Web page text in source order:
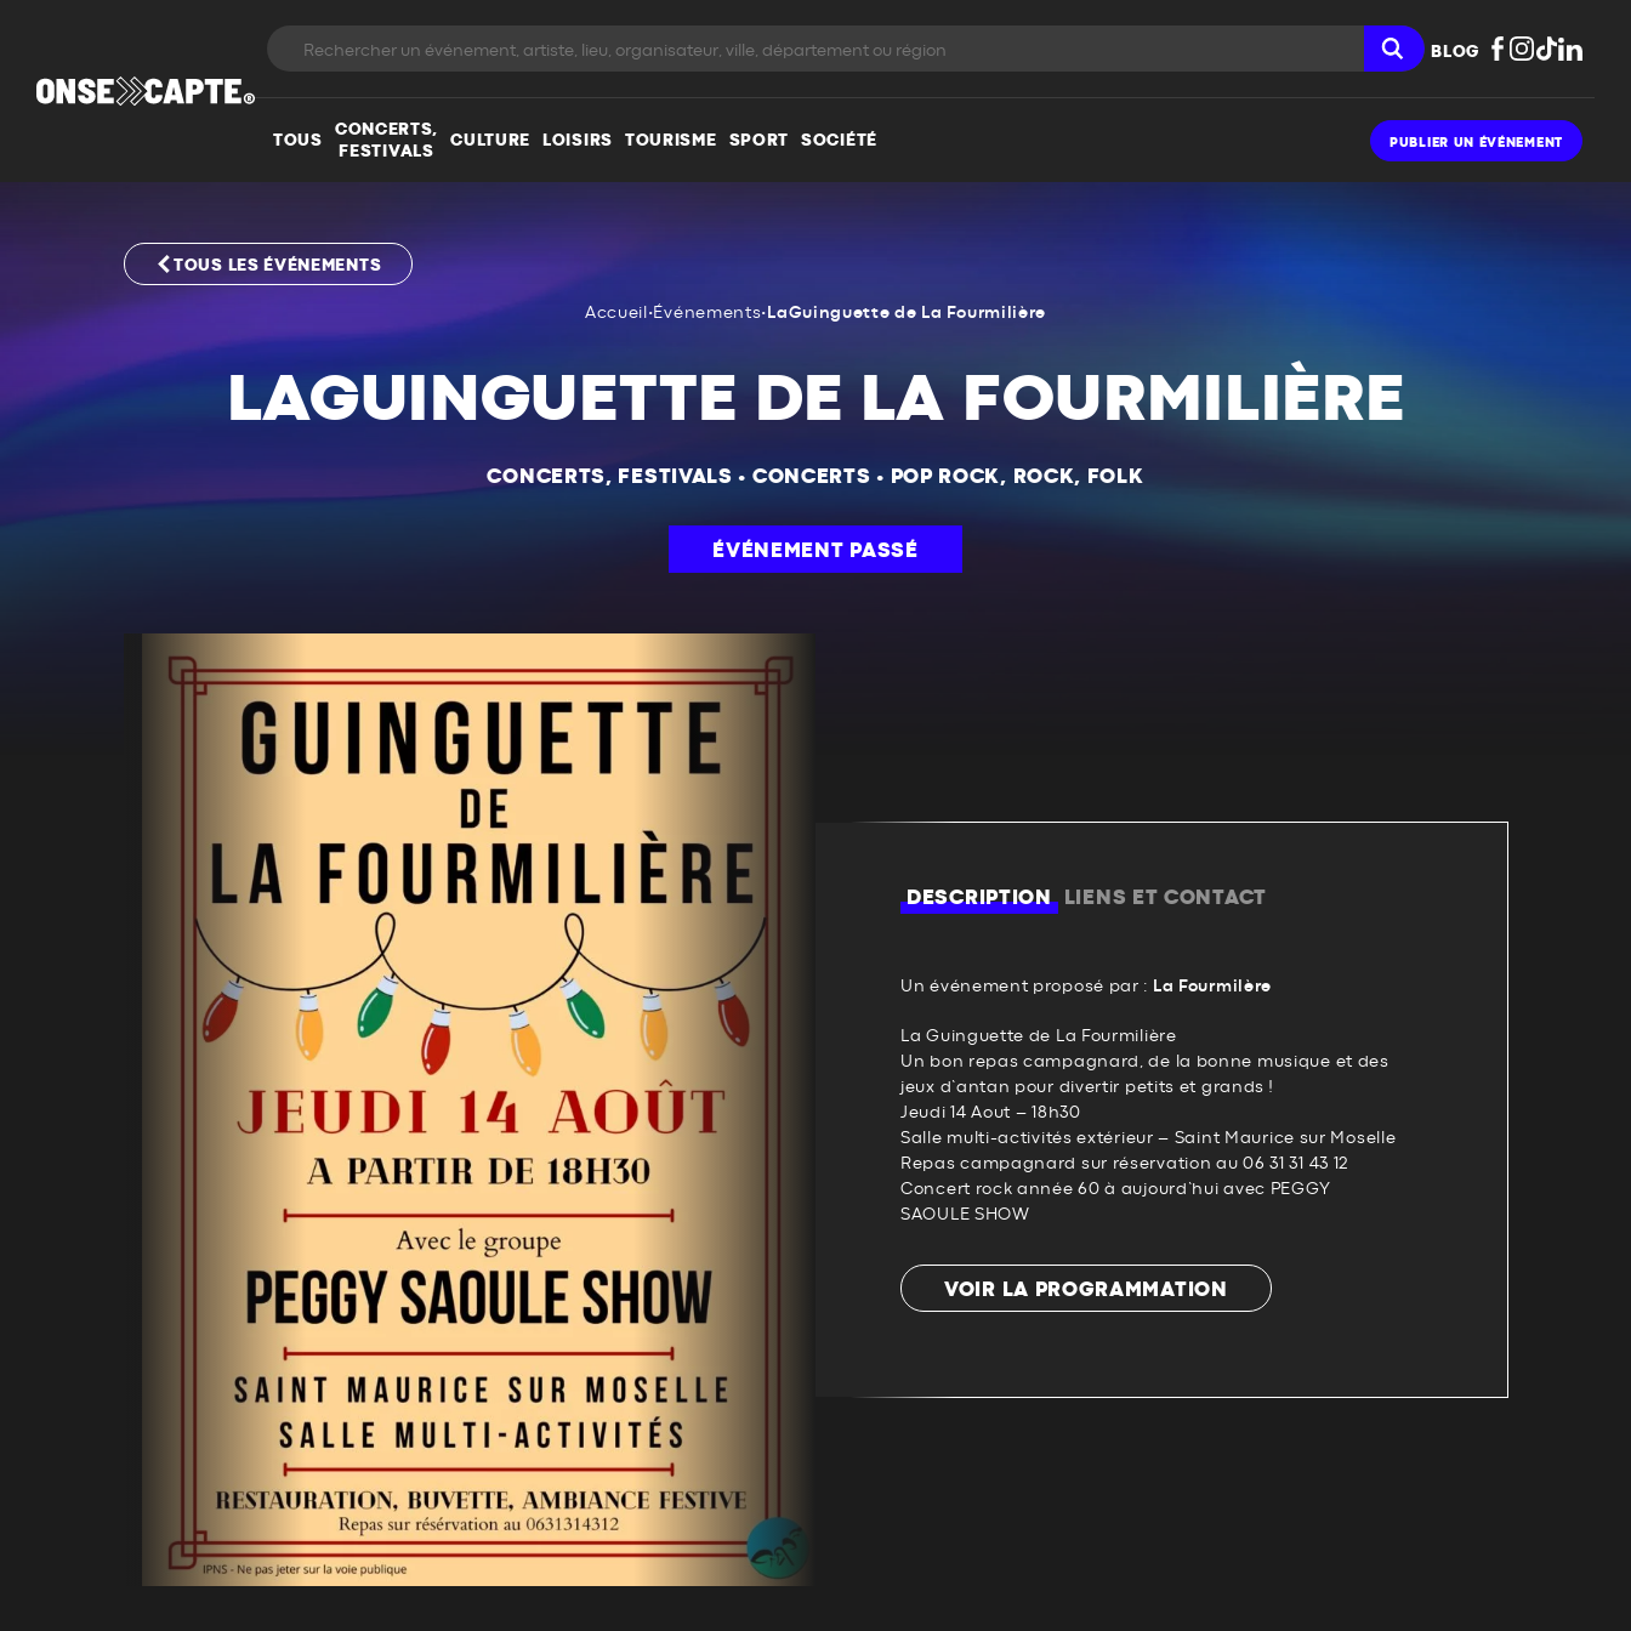
BLOG
TOUS
CONCERTS,
FESTIVALS
CULTURE LOISIRS TOURISME SPORT SOCIÉTÉ PUBLIER UN ÉVÉNEMENT
TOUS LES ÉVÉNEMENTS
Accueil •Événements• LaGuinguette de La Fourmilière
LAGUINGUETTE DE LA FOURMILIÈRE
CONCERTS, FESTIVALS • CONCERTS • POP ROCK, ROCK, FOLK
ÉVÉNEMENT PASSÉ
DESCRIPTION LIENS ET CONTACT
Un événement proposé par : La Fourmilère
La Guinguette de La Fourmilière
Un bon repas campagnard, de la bonne musique et des
jeux d’antan pour divertir petits et grands !
Jeudi 14 Aout – 18h30
Salle multi-activités extérieur – Saint Maurice sur Moselle
Repas campagnard sur réservation au 06 31 31 43 12
Concert rock année 60 à aujourd’hui avec PEGGY
SAOULE SHOW
VOIR LA PROGRAMMATION